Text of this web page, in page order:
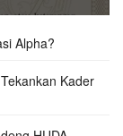
Alpha?
Kader